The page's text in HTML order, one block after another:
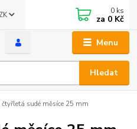
Menu
Hledat
0 ks
za 0 Kč
čtyřletá sudé měsíce 25 mm